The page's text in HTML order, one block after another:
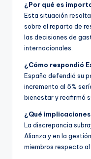
¿Por qué es
Esta situación
sobre el reparto de
las decisiones de
internacionales.
¿Cómo respondió
España defendió su
incremento al 5%
bienestar y reafirmó
¿Qué
La discrepancia
Alianza y en la
miembros respecto